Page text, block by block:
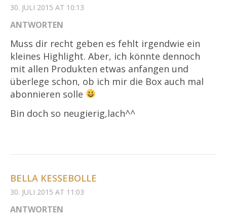
30. JULI 2015 AT 10:13
ANTWORTEN
Muss dir recht geben es fehlt irgendwie ein
kleines Highlight. Aber, ich könnte dennoch
mit allen Produkten etwas anfangen und
überlege schon, ob ich mir die Box auch mal
abonnieren solle
Bin doch so neugierig,lach^^
BELLA KESSEBOLLE
30. JULI 2015 AT 11:03
ANTWORTEN